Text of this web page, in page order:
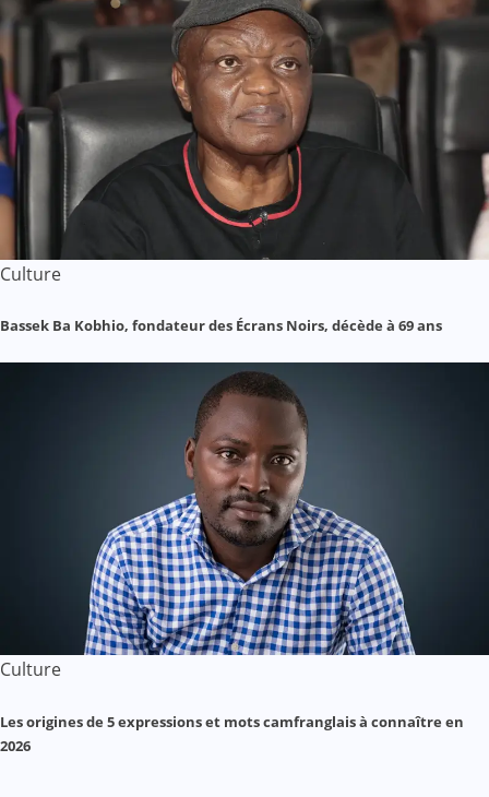
Culture
Bassek Ba Kobhio, fondateur des Écrans Noirs, décède à 69 ans
Culture
Les origines de 5 expressions et mots camfranglais à connaître en
2026